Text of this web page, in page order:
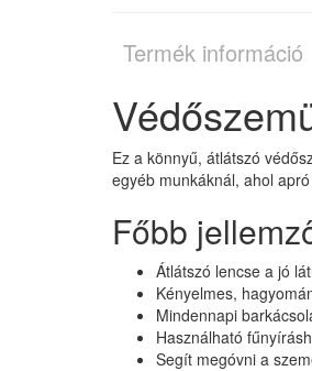
Termék információ
Ez a könnyű, átlátszó
egyéb munkáknál, ahol
Főbb
Átlátszó lencse a jó
Kényelmes,
Mindennapi
Használható
Segít megóvni a